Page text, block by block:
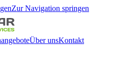
Zur Navigation springen
Über unsKontakt